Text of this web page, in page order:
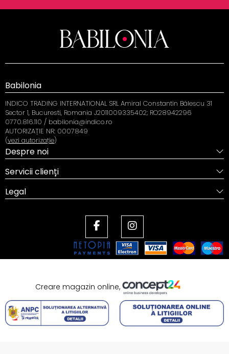
Babilonia
INDICO TRADING INTERNATIONAL SRL Amiral Constantin Bălescu 31
Sector 1, Bucuresti, Romania J2011009335402; RO28942296
0770.816.110 / babilonia@indico.ro
AUTORIZAȚIE NR: 0007849
(vezi autorizație)
Despre noi
Servicii clienți
Legal
Creare magazin online,